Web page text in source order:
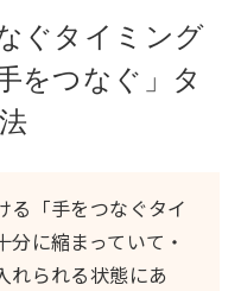
ぐタイミング
をつなぐ」タ
る「手をつなぐタイ
に縮まっていて・
れられる状態にあ